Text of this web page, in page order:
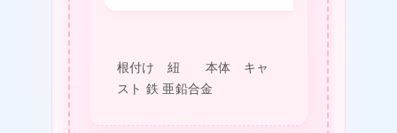
根付け 紐 本体 キャ
スト 鉄 亜鉛合金